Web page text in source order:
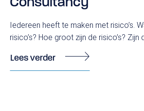
Iedereen heeft te maken met risico’s.
risico’s? Hoe groot zijn de risico’s? Zijn
Lees verder